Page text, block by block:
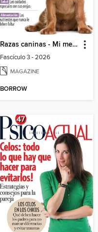
Razas caninas - Mi mejor amigo
Fascículo 3 - 2026
MAGAZINE
BORROW